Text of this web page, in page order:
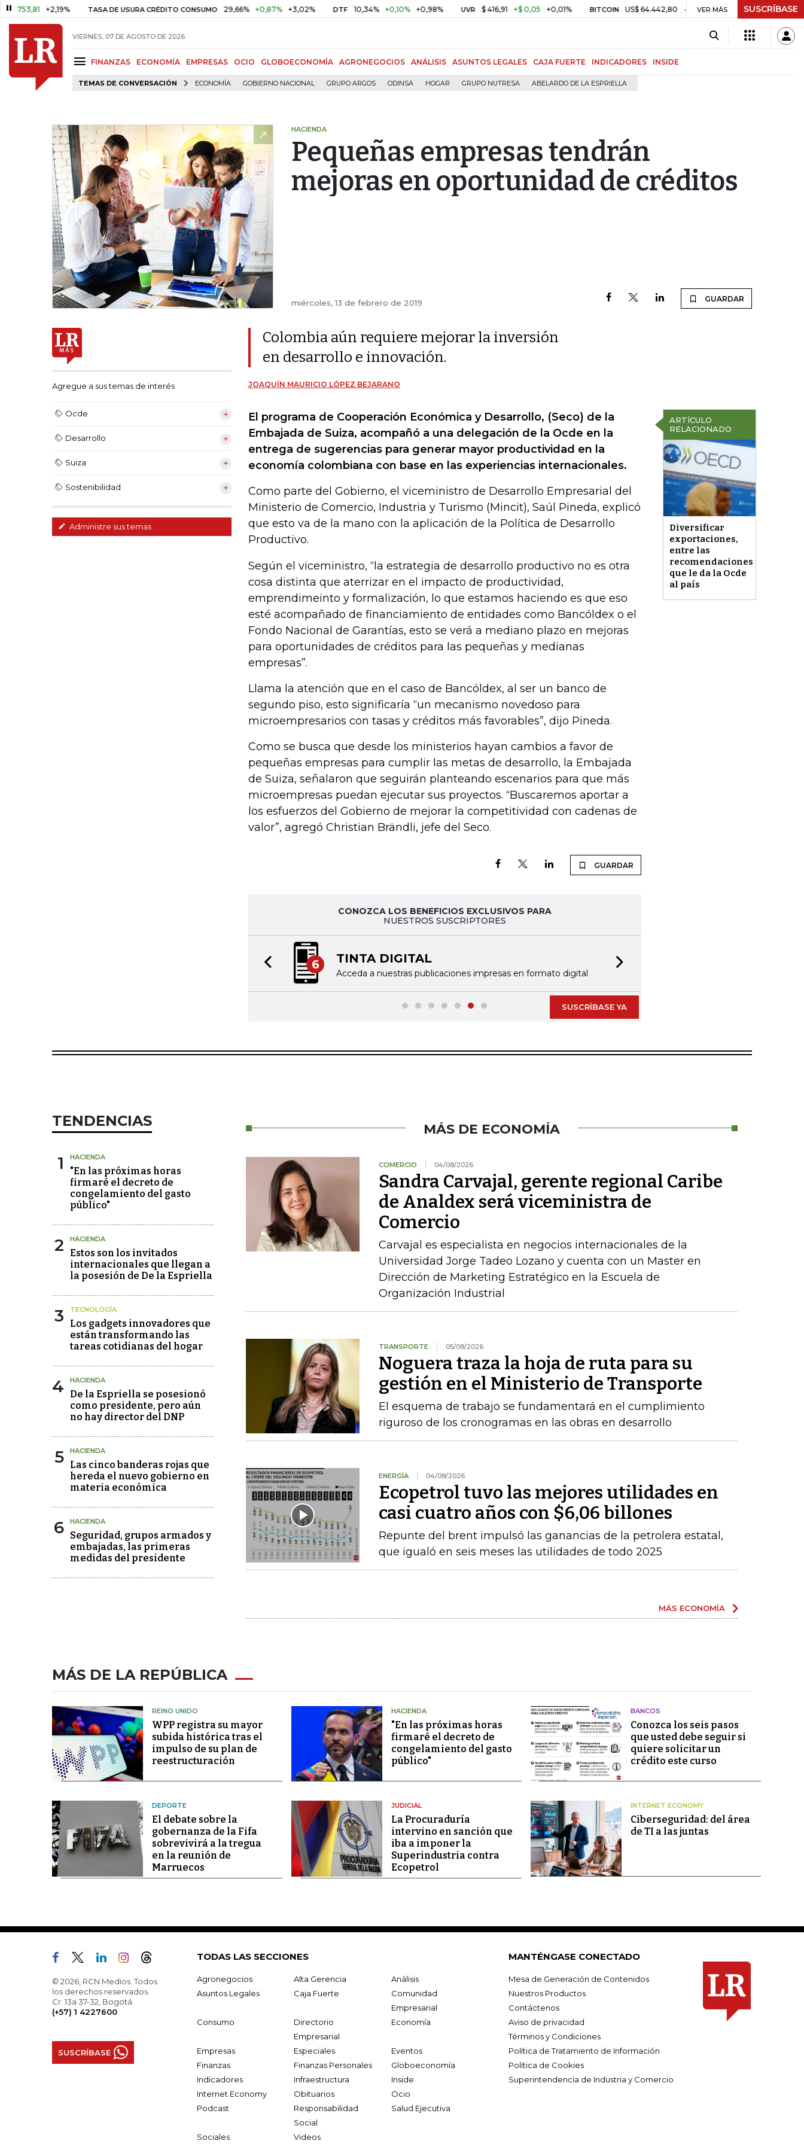
+2,19% TASA DE USURA CRÉDITO CONSUMO 29,66% +0,87% +3,02% DTF 10,34% +0,10% +0,98% UVR $ 416,91 +$ 0,05 +0,01% BITCOIN US$ 64.442,80 -US$ 525,60 -0,81% TRM $ 3.157,43
VER MÁS SUSCRÍBASE
VIERNES, 07 DE AGOSTO DE 2026
FINANZAS ECONOMÍA EMPRESAS OCIO GLOBOECONOMÍA AGRONEGOCIOS ANÁLISIS ASUNTOS LEGALES CAJA FUERTE INDICADORES INSIDE
TEMAS DE CONVERSACIÓN ECONOMÍA GOBIERNO NACIONAL GRUPO ARGOS ODINSA HOGAR GRUPO NUTRESA ABELARDO DE LA ESPRIELLA
HACIENDA
Pequeñas empresas tendrán
mejoras en oportunidad de créditos
miércoles, 13 de febrero de 2019 GUARDAR
Agregue a sus temas de interés
Ocde
Desarrollo
Suiza
Sostenibilidad
Administre sus temas
Colombia aún requiere mejorar la inversión
en desarrollo e innovación.
JOAQUÍN MAURICIO LÓPEZ BEJARANO
ARTÍCULO
RELACIONADO
Diversificar
exportaciones,
entre las
recomendaciones
que le da la Ocde
al país
El programa de Cooperación Económica y Desarrollo, (Seco) de la
Embajada de Suiza, acompañó a una delegación de la Ocde en la
entrega de sugerencias para generar mayor productividad en la
economía colombiana con base en las experiencias internacionales.
Como parte del Gobierno, el viceministro de Desarrollo Empresarial del
Ministerio de Comercio, Industria y Turismo (Mincit), Saúl Pineda, explicó
que esto va de la mano con la aplicación de la Política de Desarrollo
Productivo.
Según el viceministro, “la estrategia de desarrollo productivo no es otra
cosa distinta que aterrizar en el impacto de productividad,
emprendimeinto y formalización, lo que estamos haciendo es que eso
esté acompañado de financiamiento de entidades como Bancóldex o el
Fondo Nacional de Garantías, esto se verá a mediano plazo en mejoras
para oportunidades de créditos para las pequeñas y medianas
empresas”.
Llama la atención que en el caso de Bancóldex, al ser un banco de
segundo piso, esto significaría “un mecanismo novedoso para
microempresarios con tasas y créditos más favorables”, dijo Pineda.
Como se busca que desde los ministerios hayan cambios a favor de
pequeñas empresas para cumplir las metas de desarrollo, la Embajada
de Suiza, señalaron que seguirán planteando escenarios para que más
microempresas puedan ejecutar sus proyectos. “Buscaremos aportar a
los esfuerzos del Gobierno de mejorar la competitividad con cadenas de
valor”, agregó Christian Brändli, jefe del Seco.
GUARDAR
CONOZCA LOS BENEFICIOS EXCLUSIVOS PARA
NUESTROS SUSCRIPTORES
7 NOTIFICACIONES Y ALERTAS
Reciba las noticias seleccionadas por nuestro equipo editorial
Previous slide
SUSCRÍBASE YA
TENDENCIAS
1 HACIENDA
"En las próximas horas
firmaré el decreto de
congelamiento del gasto
público"
2 HACIENDA
Estos son los invitados
internacionales que llegan a
la posesión de De la Espriella
3 TECNOLOGÍA
Los gadgets innovadores que
están transformando las
tareas cotidianas del hogar
4 HACIENDA
De la Espriella se posesionó
como presidente, pero aún
no hay director del DNP
5 HACIENDA
Las cinco banderas rojas que
hereda el nuevo gobierno en
materia económica
6 HACIENDA
Seguridad, grupos armados y
embajadas, las primeras
medidas del presidente
MÁS DE ECONOMÍA
COMERCIO 04/08/2026
Sandra Carvajal, gerente regional Caribe
de Analdex será viceministra de
Comercio
Carvajal es especialista en negocios internacionales de la
Universidad Jorge Tadeo Lozano y cuenta con un Master en
Dirección de Marketing Estratégico en la Escuela de
Organización Industrial
TRANSPORTE 05/08/2026
Noguera traza la hoja de ruta para su
gestión en el Ministerio de Transporte
El esquema de trabajo se fundamentará en el cumplimiento
riguroso de los cronogramas en las obras en desarrollo
ENERGÍA 04/08/2026
Ecopetrol tuvo las mejores utilidades en
casi cuatro años con $6,06 billones
Repunte del brent impulsó las ganancias de la petrolera estatal,
que igualó en seis meses las utilidades de todo 2025
MÁS ECONOMÍA
MÁS DE LA REPÚBLICA
REINO UNIDO
WPP registra su mayor
subida histórica tras el
impulso de su plan de
reestructuración
HACIENDA
"En las próximas horas
firmaré el decreto de
congelamiento del gasto
público"
BANCOS
Conozca los seis pasos
que usted debe seguir si
quiere solicitar un
crédito este curso
DEPORTE
El debate sobre la
gobernanza de la Fifa
sobrevivirá a la tregua
en la reunión de
Marruecos
JUDICIAL
La Procuraduría
intervino en sanción que
iba a imponer la
Superindustria contra
Ecopetrol
INTERNET ECONOMY
Ciberseguridad: del área
de TI a las juntas
© 2026, RCN Medios. Todos
los derechos reservados.
Cr. 13a 37-32, Bogotá
(+57) 1 4227600
SUSCRÍBASE
TODAS LAS SECCIONES
Agronegocios Alta Gerencia
Análisis
Asuntos Legales
Caja Fuerte
Comunidad
Empresarial
Consumo
Directorio
Empresarial
Economía
Empresas Especiales
Eventos
Finanzas
Finanzas Personales
Globoeconomía
Indicadores
Infraestructura
Inside
Internet Economy
Obituarios
Ocio
Podcast
Responsabilidad
Social
Salud Ejecutiva
Sociales Videos
MANTÉNGASE CONECTADO
Mesa de Generación de Contenidos
Nuestros Productos
Contáctenos
Aviso de privacidad
Términos y Condiciones
Política de Tratamiento de Información
Política de Cookies
Superintendencia de Industria y Comercio